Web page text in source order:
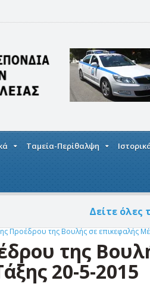
Ταμεία-Περίθαλψη
Δείτε όλες
Προέδρου της Βουλής σε επικεφαλής
της
20-5-2015